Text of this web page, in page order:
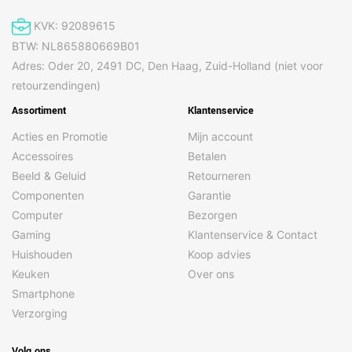
Merk
Inhoud van de verpakking
Reinigingsborsteltje
Reisetui
Gewicht en omvang
Breedte
Diepte
44 mm
Gewicht
Hoogte
KVK: 92089615
BTW: NL865880669B01
Adres: Oder 20, 2491 DC, Den Haag, Zuid-Holland (niet voor
retourzendingen)
Assortiment
Acties en Promotie
Accessoires
Beeld & Geluid
Componenten
Computer
Gaming
Huishouden
Keuken
Smartphone
Verzorging
Klantenservice
Mijn account
Betalen
Retourneren
Garantie
Bezorgen
Klantenservice & Contact
Koop advies
Over ons